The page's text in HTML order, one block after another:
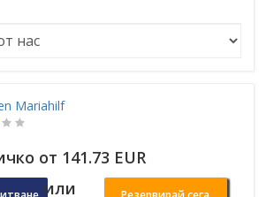
Mariahilf
от 141.73 EUR
или